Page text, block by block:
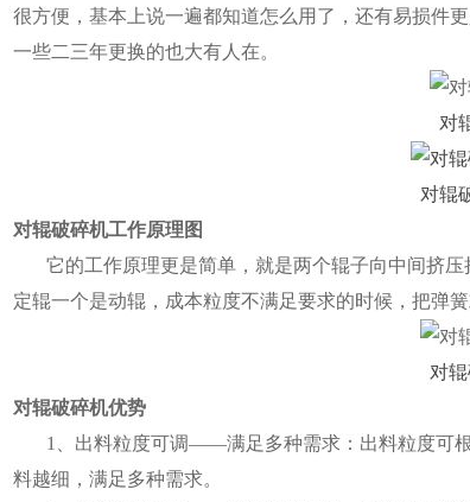
很方便，基本上说一遍都知道怎么用了，还有易损件
一些二三年更换的也大有人在。
对
对辊
对辊破碎机工作原理图
它的工作原理更是简单，就是两个辊子向中间挤压
定辊一个是动辊，成本粒度不满足要求的时候，把弹
对
对辊破碎机优势
1、出料粒度可调——满足多种需求：出料粒度可根
料越细，满足多种需求。